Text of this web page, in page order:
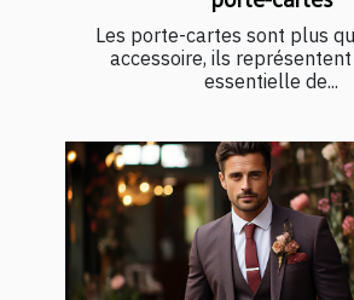
Les porte-cartes sont plus
accessoire, ils
essentielle de...